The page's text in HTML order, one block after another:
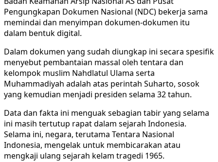
Pengungkapan Dokumen Nasional (NDC) bekerja sama
memindai dan menyimpan dokumen-dokumen itu
dalam bentuk digital.
Dalam dokumen yang sudah diungkap ini secara spesifik
menyebut pembantaian massal oleh tentara dan
kelompok muslim Nahdlatul Ulama serta
Muhammadiyah adalah atas perintah Suharto, sosok
yang kemudian menjadi presiden selama 32 tahun.
Data dan fakta ini menguak sebagian tabir yang selama
ini masih tertutup rapat dalam sejarah Indonesia.
Selama ini, negara, terutama Tentara Nasional
Indonesia, mengelak untuk membicarakan atau
mengkaji ulang sejarah kelam tragedi 1965.